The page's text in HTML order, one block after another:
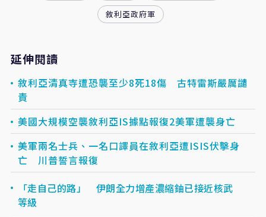
敘利亞政府軍
延伸閱讀
敘利亞清真寺遭恐襲至少8死18傷 古特雷斯嚴厲譴
責
美國大規模空襲敘利亞IS據點報復2美軍遭襲身亡
美軍兩名士兵、一名口譯員在敘利亞遭ISIS伏擊身
亡 川普誓言報復
「走自己的路」 伊朗全力增產濃縮鈾已接近核武
等級